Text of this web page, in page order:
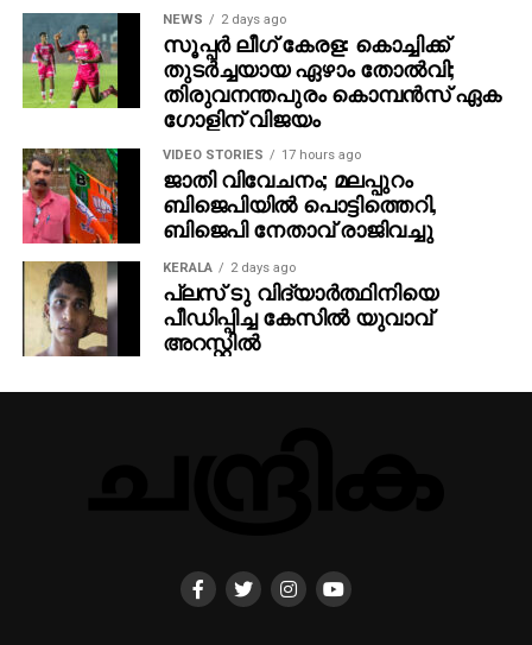
NEWS 2 days ago
സൂപ്പര്‍ ലീഗ് കേരള: കൊച്ചിക്ക്
തുടര്‍ച്ചയായ ഏഴാം തോല്‍വി;
തിരുവനന്തപുരം കൊമ്പന്‍സ് ഏക
ഗോളിന് വിജയം
VIDEO STORIES 17 hours ago
ജാതി വിവേചനം; മലപ്പുറം
ബിജെപിയില്‍ പൊട്ടിത്തെറി,
ബിജെപി നേതാവ് രാജിവച്ചു
KERALA 2 days ago
പ്ലസ് ടു വിദ്യാര്‍ത്ഥിനിയെ
പീഡിപ്പിച്ച കേസില്‍ യുവാവ്
അറസ്റ്റില്‍